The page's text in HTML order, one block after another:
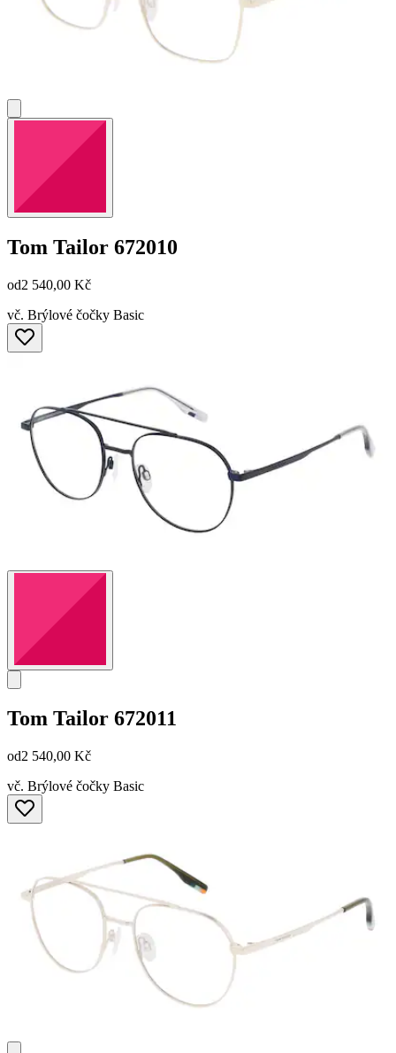
Tom Tailor 672010
od2 540,00 Kč
vč. Brýlové čočky Basic
Tom Tailor 672011
od2 540,00 Kč
vč. Brýlové čočky Basic